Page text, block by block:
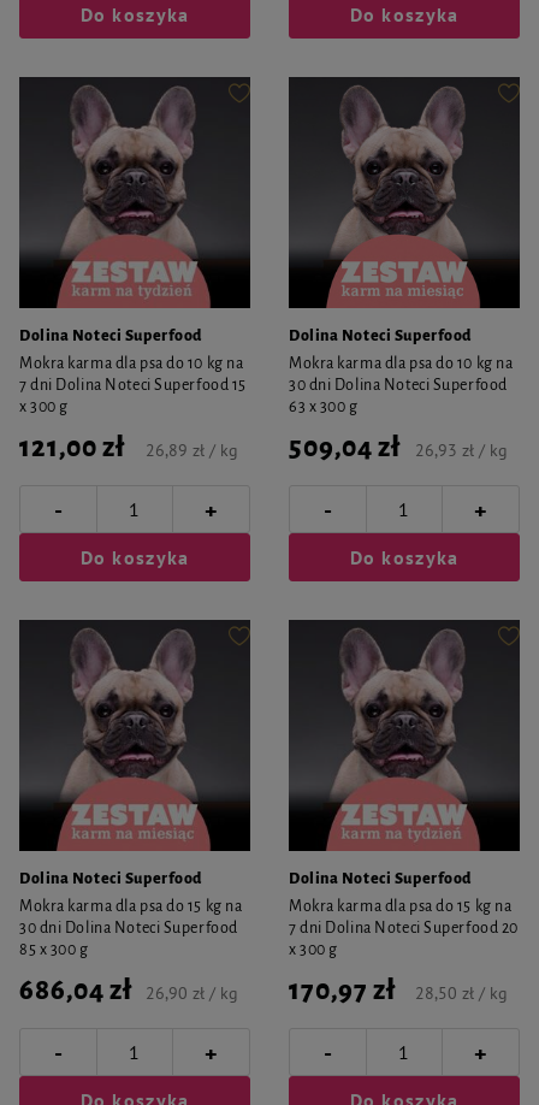
Do koszyka Do koszyka
Dolina Noteci Superfood
Mokra karma dla psa do 10 kg na
7 dni Dolina Noteci Superfood 15
x 300 g
121,00 zł 26,89 zł / kg
- +
Do koszyka
Dolina Noteci Superfood
Mokra karma dla psa do 10 kg na
30 dni Dolina Noteci Superfood
63 x 300 g
509,04 zł 26,93 zł / kg
- +
Do koszyka
Dolina Noteci Superfood
Mokra karma dla psa do 15 kg na
30 dni Dolina Noteci Superfood
85 x 300 g
686,04 zł 26,90 zł / kg
- +
Do koszyka
Dolina Noteci Superfood
Mokra karma dla psa do 15 kg na
7 dni Dolina Noteci Superfood 20
x 300 g
170,97 zł 28,50 zł / kg
- +
Do koszyka